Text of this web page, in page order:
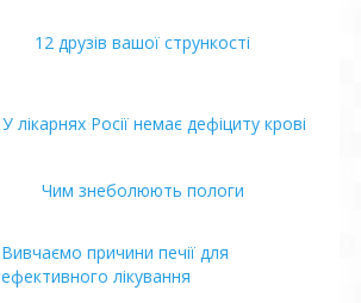
12 друзів вашої стрункості
У лікарнях Росії немає дефіциту крові
Чим знеболюють пологи
Вивчаємо причини печії для
ефективного лікування